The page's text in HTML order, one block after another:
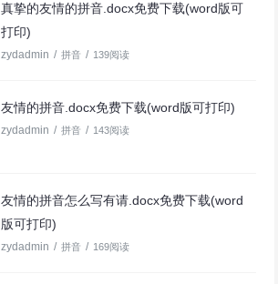
真挚的友情的拼音.docx免费下载(word版可
打印)
zydadmin / 拼音 / 139阅读
友情的拼音.docx免费下载(word版可打印)
zydadmin / 拼音 / 143阅读
友情的拼音怎么写有请.docx免费下载(word
版可打印)
zydadmin / 拼音 / 169阅读